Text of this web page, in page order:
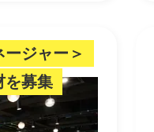
ジャー＞
を募集